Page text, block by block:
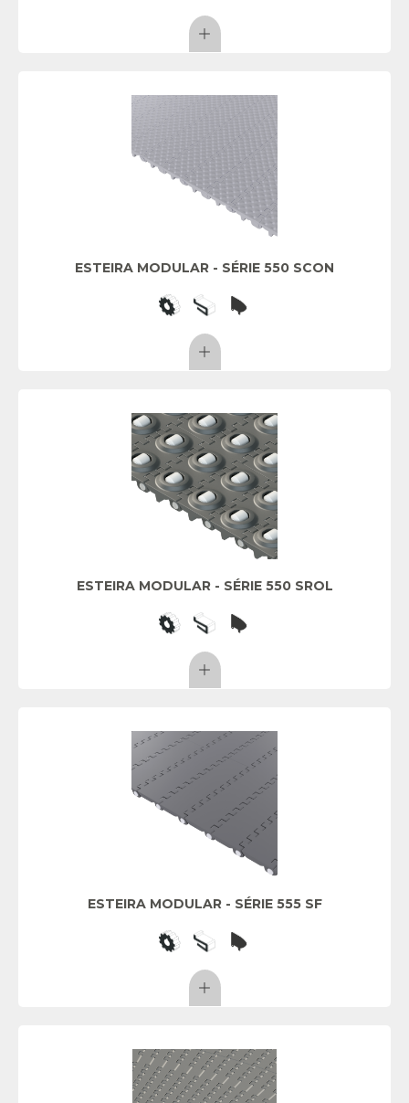
ESTEIRA MODULAR - SÉRIE 550 SCON
ESTEIRA MODULAR - SÉRIE 550 SROL
ESTEIRA MODULAR - SÉRIE 555 SF